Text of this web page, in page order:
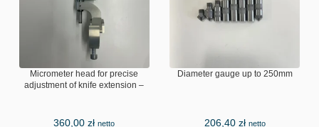
Micrometer head for precise
adjustment of knife extension –
360,00zł netto
Diameter gauge up to 250mm
206,40 zł netto